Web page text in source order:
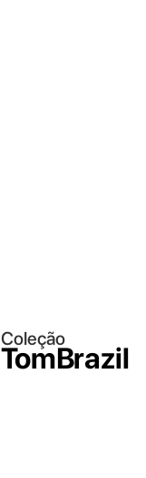
Coleção
TomBrazil